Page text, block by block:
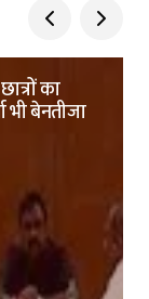
का
भी बेनतीजा